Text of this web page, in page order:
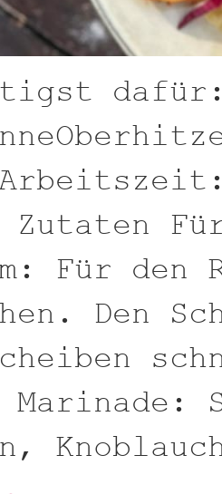
Zutaten
Für
Den
Marinade: